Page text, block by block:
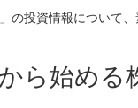
の投資情報について
ら始める